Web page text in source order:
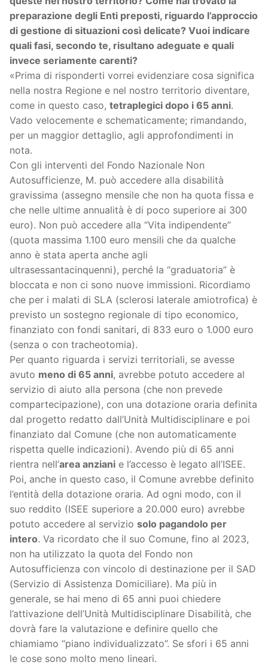
preparazione degli Enti preposti, riguardo l’approccio
di gestione di situazioni così delicate? Vuoi indicare
quali fasi, secondo te, risultano adeguate e quali
invece seriamente carenti?
«Prima di risponderti vorrei evidenziare cosa significa
nella nostra Regione e nel nostro territorio diventare,
come in questo caso, tetraplegici dopo i 65 anni.
Vado velocemente e schematicamente; rimandando,
per un maggior dettaglio, agli approfondimenti in
nota.
Con gli interventi del Fondo Nazionale Non
Autosufficienze, M. può accedere alla disabilità
gravissima (assegno mensile che non ha quota fissa e
che nelle ultime annualità è di poco superiore ai 300
euro). Non può accedere alla “Vita indipendente”
(quota massima 1.100 euro mensili che da qualche
anno è stata aperta anche agli
ultrasessantacinquenni), perché la “graduatoria” è
bloccata e non ci sono nuove immissioni. Ricordiamo
che per i malati di SLA (sclerosi laterale amiotrofica) è
previsto un sostegno regionale di tipo economico,
finanziato con fondi sanitari, di 833 euro o 1.000 euro
(senza o con tracheotomia).
Per quanto riguarda i servizi territoriali, se avesse
avuto meno di 65 anni, avrebbe potuto accedere al
servizio di aiuto alla persona (che non prevede
compartecipazione), con una dotazione oraria definita
dal progetto redatto dall’Unità Multidisciplinare e poi
finanziato dal Comune (che non automaticamente
rispetta quelle indicazioni). Avendo più di 65 anni
rientra nell’area anziani e l’accesso è legato all’ISEE.
Poi, anche in questo caso, il Comune avrebbe definito
l’entità della dotazione oraria. Ad ogni modo, con il
suo reddito (ISEE superiore a 20.000 euro) avrebbe
potuto accedere al servizio solo pagandolo per
intero. Va ricordato che il suo Comune, fino al 2023,
non ha utilizzato la quota del Fondo non
Autosufficienza con vincolo di destinazione per il SAD
(Servizio di Assistenza Domiciliare). Ma più in
generale, se hai meno di 65 anni puoi chiedere
l’attivazione dell’Unità Multidisciplinare Disabilità, che
dovrà fare la valutazione e definire quello che
chiamiamo “piano individualizzato”. Se sfori i 65 anni
le cose sono molto meno lineari.